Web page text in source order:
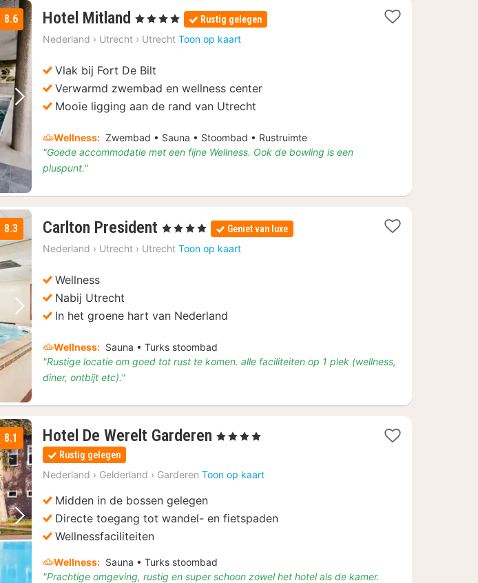
Volgende foto
8.6 Hotel Mitland 1
nacht
vanaf
€
113,30
, 4 Sterren Rustig gelegen
Nederland › Utrecht › Utrecht Toon op kaart
Vlak bij Fort De Bilt
Verwarmd zwembad en wellness center
Mooie ligging aan de rand van Utrecht
Wellness: Zwembad • Sauna • Stoombad • Rustruimte
"Goede accommodatie met een fijne Wellness. Ook de bowling is een
pluspunt."
Volgende foto
8.3 Carlton President 1
nacht
vanaf
, 4 Sterren Geniet van luxe
Nederland › Utrecht › Utrecht Toon op kaart
Wellness
Nabij Utrecht
In het groene hart van Nederland
Wellness: Sauna • Turks stoombad
"Rustige locatie om goed tot rust te komen. alle faciliteiten op 1 plek (wellness,
diner, ontbijt etc)."
Volgende foto
8.1 Hotel De Werelt Garderen 1
vanaf
€
, 4 Sterren
Rustig gelegen
Nederland › Gelderland › Garderen Toon op kaart
Midden in de bossen gelegen
Directe toegang tot wandel- en fietspaden
Wellnessfaciliteiten
Wellness: Sauna • Turks stoombad
"Prachtige omgeving, rustig en super schoon zowel het hotel als de kamer.